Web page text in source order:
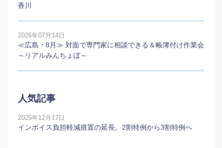
香川
2026年07月14日
≪広島・8月≫ 対面で専門家に相談できる＆帳簿付け作業会
～リアルみんちょぼ～
人気記事
2025年12月17日
インボイス負担軽減措置の延長。2割特例から3割特例へ